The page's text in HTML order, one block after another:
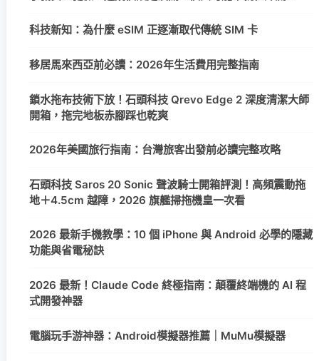
科技新知：為什麼 eSIM 正逐漸取代傳統 SIM 卡
移居馬來西亞前必讀：2026年生活費用完整指南
鎖水拖布技術下放！石頭科技 Qrevo Edge 2 深度清潔大師
開箱，拖完地板赤腳踩也乾爽
2026年美國旅行指南：台灣旅客出發前必讀完整攻略
石頭科技 Saros 20 Sonic 聲波騎士開箱評測！高頻震動拖
地＋4.5cm 越障，2026 旗艦掃拖機皇一次看
2026 最新手機教學：10 個 iPhone 與 Android 必學的隱藏
功能與省電秘訣
2026 最新！Claude Code 終極指南：顛覆終端機的 AI 程
式開發神器
電腦玩手游神器：Android模擬器推薦｜MuMu模擬器